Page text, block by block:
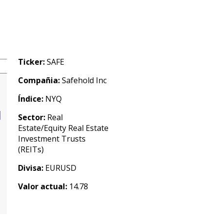
Ticker:SAFE
Compañia:Safehold Inc
Índice: NYQ
Sector: Real
Estate/Equity Real Estate
Investment Trusts
(REITs)
Divisa: EURUSD
Valor actual: 14.78